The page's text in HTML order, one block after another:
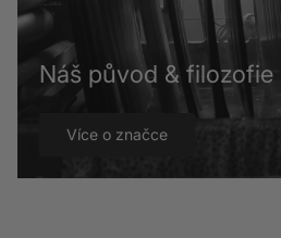
Náš původ & filozofie
Více o značce